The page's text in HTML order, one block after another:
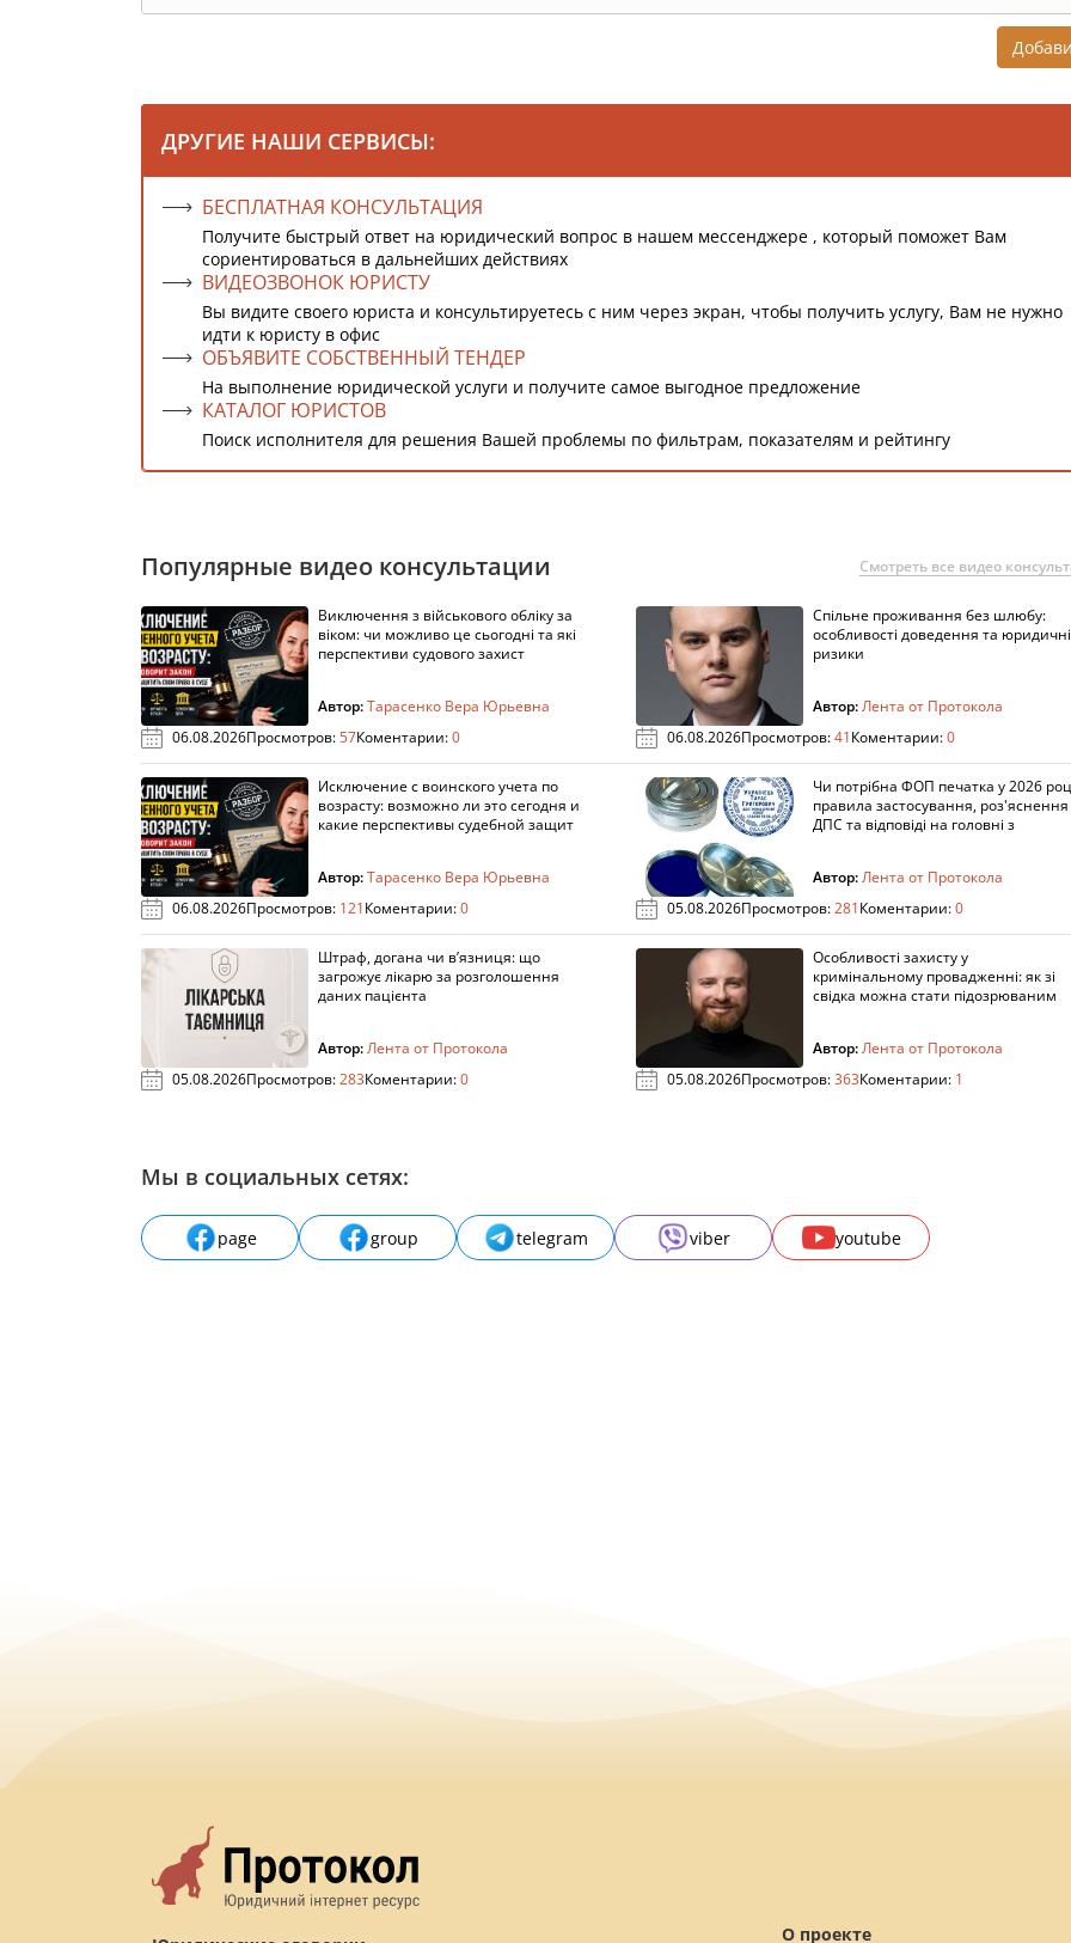
ДРУГИЕ НАШИ СЕРВИСЫ:
БЕСПЛАТНАЯ КОНСУЛЬТАЦИЯ
Получите быстрый ответ на юридический вопрос в нашем мессенджере , который поможет Вам
сориентироваться в дальнейших действиях
ВИДЕОЗВОНОК ЮРИСТУ
Вы видите своего юриста и консультируетесь с ним через экран, чтобы получить услугу, Вам не нужно
идти к юристу в офис
ОБЪЯВИТЕ СОБСТВЕННЫЙ ТЕНДЕР
На выполнение юридической услуги и получите самое выгодное предложение
КАТАЛОГ ЮРИСТОВ
Поиск исполнителя для решения Вашей проблемы по фильтрам, показателям и рейтингу
Популярные видео консультации Смотреть все видео
Виключення з військового обліку за
віком: чи можливо це сьогодні та які
перспективи судового захист
Автор:Тарасенко Вера Юрьевна
06.08.2026Просмотров:57Коментарии:0
Спільне проживання без шлюбу:
особливості доведення та юридичні
ризики
Автор:Лента от Протокола
06.08.2026Просмотров:41Коментарии:0
Исключение с воинского учета по
возрасту: возможно ли это сегодня и
какие перспективы судебной защит
Автор:Тарасенко Вера Юрьевна
06.08.2026Просмотров: 121Коментарии:0
Чи потрібна ФОП печатка у 2026
правила застосування, роз'яснення
ДПС та відповіді на головні з
Автор:Лента от Протокола
05.08.2026Просмотров:281Коментарии:0
Штраф, догана чи в’язниця: що
загрожує лікарю за розголошення
даних пацієнта
Автор:Лента от Протокола
05.08.2026Просмотров:283Коментарии:0
Особливості захисту у
кримінальному провадженні: як зі
свідка можна стати підозрюваним
Автор:Лента от Протокола
05.08.2026Просмотров:363Коментарии: 1
Мы в социальных сетях:
page group telegram viber youtube
О проекте